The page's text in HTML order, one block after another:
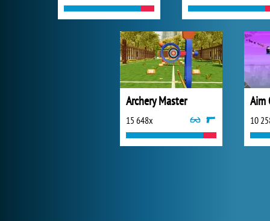
Archery Master
15 648x
Aim
10